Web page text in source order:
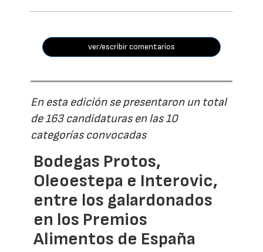
ver/escribir comentarios
En esta edición se presentaron un total
de 163 candidaturas en las 10
categorías convocadas
Bodegas Protos,
Oleoestepa e Interovic,
entre los galardonados
en los Premios
Alimentos de España